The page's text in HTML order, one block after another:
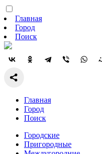
Главная
Город
Поиск
Главная
Город
Поиск
Городские
Пригородные